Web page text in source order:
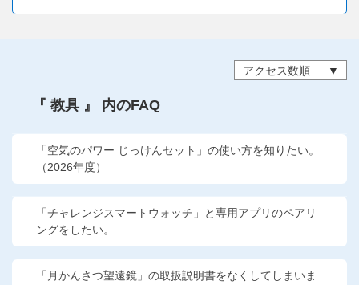
進研ゼミ 中学講座
進研ゼミ 中学講座 中高一貫
進研ゼミ 高校講座
進研ゼミ小学講座のご紹介はこちら
アクセス数順
『 教具 』 内のFAQ
「空気のパワー じっけんセット」の使い方を知りたい。
（2026年度）
「チャレンジスマートウォッチ」と専用アプリのペアリ
ングをしたい。
「月かんさつ望遠鏡」の取扱説明書をなくしてしまいま